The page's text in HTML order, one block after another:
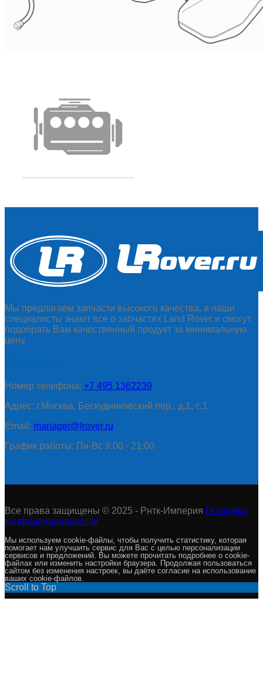
Мы предлагаем запчасти высокого качества, а наши
специалисты знают все о запчастях Land Rover и смогут
подобрать Вам качественный продукт за минимальную
цену.
Номер телефона: +7 495 1362239
Адрес: г.Москва, Бескудниковский пер., д.1, с.1
Email: manager@lrover.ru
График работы: Пн-Вс 9:00 - 21:00
Все права защищены © 2025 - Рнтк-Империя Политика
конфеденциальности
Мы используем cookie-файлы, чтобы получить статистику, которая
помогает нам улучшить сервис для Вас с целью персонализации
сервисов и предложений. Вы можете прочитать подробнее о cookie-
файлах или изменить настройки браузера. Продолжая пользоваться
сайтом без изменения настроек, вы даёте согласие на использование
ваших cookie-файлов.
Scroll to Top